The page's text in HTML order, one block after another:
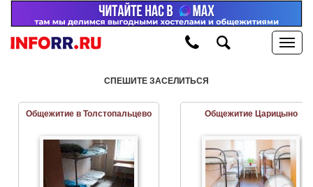
СПЕШИТЕ ЗАСЕЛИТЬСЯ
Общежитие в Толстопальцево Общежитие Царицыно